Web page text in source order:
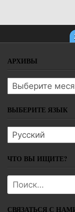
АРХИВЫ
Архивы
ВЫБЕРИТЕ ЯЗЫК
Выберите язык
ЧТО ВЫ ИЩИТЕ?
Поиск:
СВЯЗАТЬСЯ С